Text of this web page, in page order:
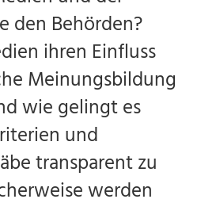
den Behörden?
ihren Einfluss
Meinungsbildung
wie gelingt es
und
transparent zu
werden